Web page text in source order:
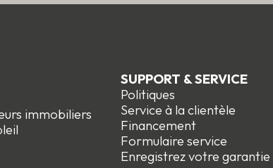
immobiliers
SUPPORT & SERVICE
Politiques
Service à la clientèle
Financement
Formulaire service
Enregistrez votre garantie